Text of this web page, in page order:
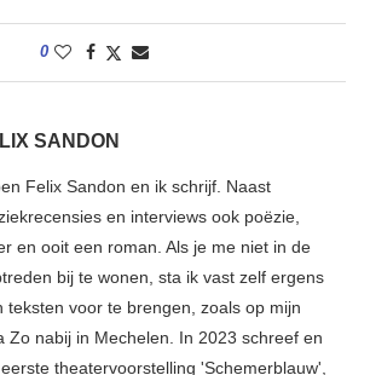
0
SANDON
Felix Sandon en ik schrijf. Naast
en interviews ook poëzie,
en ooit een roman. Als je me niet in de
bij te wonen, sta ik vast zelf ergens
teksten voor te brengen, zoals op mijn
Zo nabij in Mechelen. In 2023 schreef en
theatervoorstelling 'Schemerblauw',